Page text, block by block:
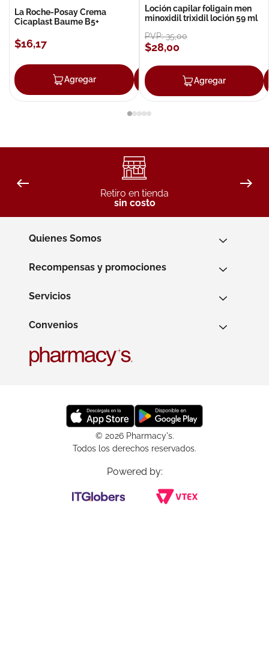
La Roche-Posay Crema
Cicaplast Baume B5+
$16,17
Agregar Agregar
Loción capilar foligain men
minoxidil trixidil loción 59 ml
PVP:35,00
$28,00
Agregar
Retiro en tienda
sin costo
Quienes Somos
Recompensas y promociones
Servicios
Convenios
© 2026 Pharmacy's.
Todos los derechos reservados.
Powered by: